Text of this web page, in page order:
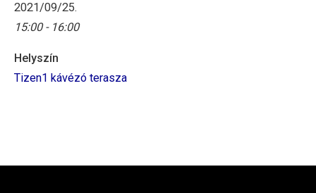
2021/09/25.
15:00 - 16:00
Helyszín
Tizen1 kávézó terasza